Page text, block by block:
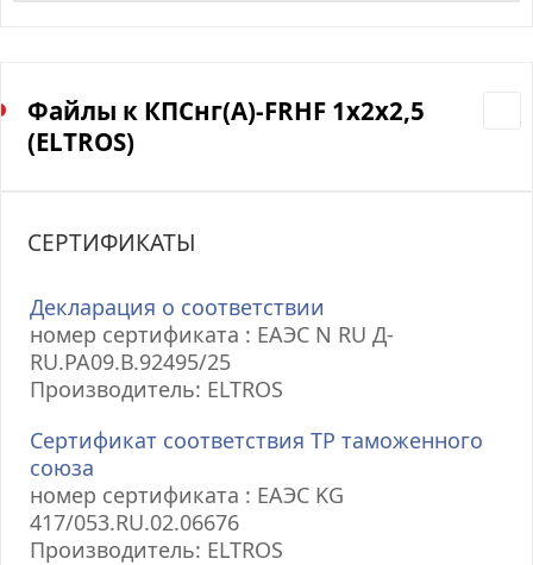
Файлы к КПСнг(А)-FRHF 1х2х2,5
(ELTROS)
СЕРТИФИКАТЫ
Декларация о соответствии
номер сертификата : ЕАЭС N RU Д-
RU.РА09.В.92495/25
Производитель: ELTROS
Сертификат соответствия ТР таможенного
союза
номер сертификата : ЕАЭС KG
417/053.RU.02.06676
Производитель: ELTROS